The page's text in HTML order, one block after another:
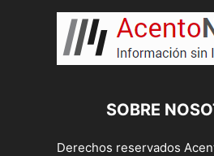
SOBRE
Derechos reservados